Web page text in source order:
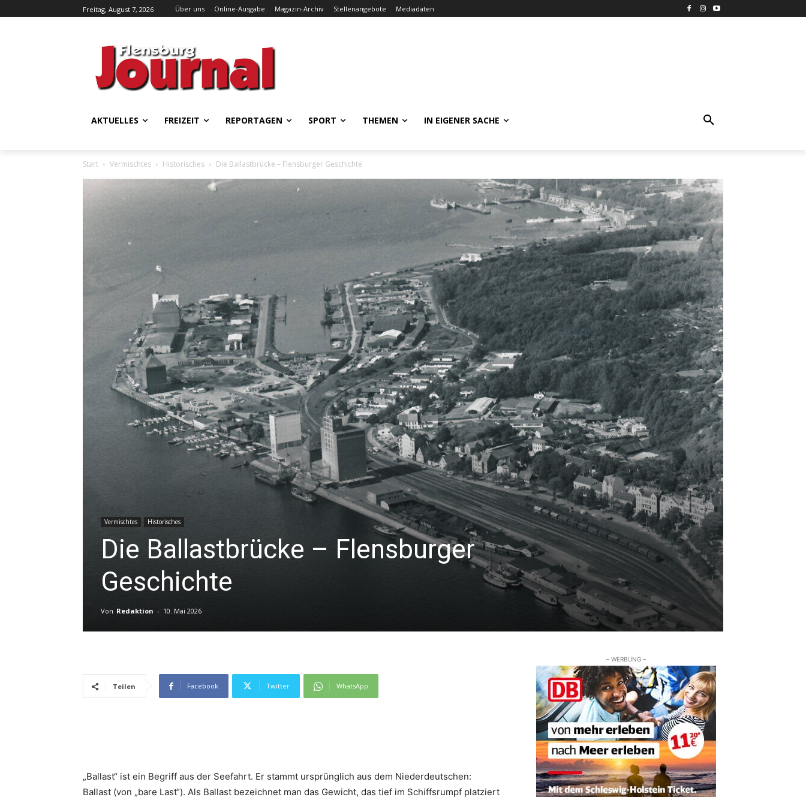
Freitag, August 7, 2026 Über uns Online-Ausgabe Magazin-Archiv Stellenangebote Mediadaten
AKTUELLES FREIZEIT REPORTAGEN SPORT THEMEN IN EIGENER SACHE
Start Vermischtes Historisches Die Ballastbrücke – Flensburger Geschichte
Vermischtes Historisches
Die Ballastbrücke – Flensburger
Geschichte
Von Redaktion - 10. Mai 2026
Teilen Facebook Twitter WhatsApp
„Ballast“ ist ein Begriff aus der Seefahrt. Er stammt ursprünglich aus dem Niederdeutschen:
Ballast (von „bare Last“). Als Ballast bezeichnet man das Gewicht, das tief im Schiffsrumpf platziert
– WERBUNG –